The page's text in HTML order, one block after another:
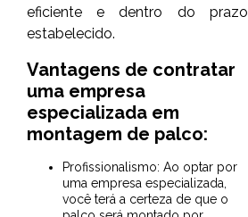
eficiente e dentro do prazo
estabelecido.
Vantagens de contratar
uma empresa
especializada em
montagem de palco:
Profissionalismo: Ao optar por
uma empresa especializada,
você terá a certeza de que o